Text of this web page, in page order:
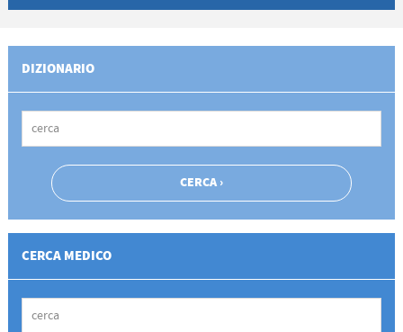
DIZIONARIO
CERCA MEDICO